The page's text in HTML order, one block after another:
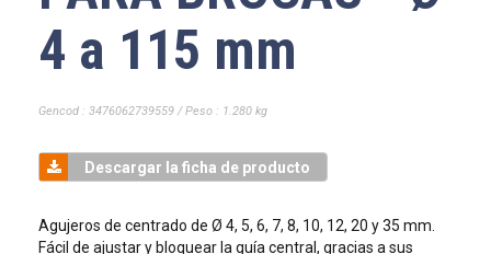
4 a 115 mm
Gencod : 3476062739559 / Peso : 1.280 kg
Descargar la ficha de producto
Agujeros de centrado de Ø 4, 5, 6, 7, 8, 10, 12, 20 y 35 mm.
Fácil de ajustar y bloquear la guía central, gracias a sus